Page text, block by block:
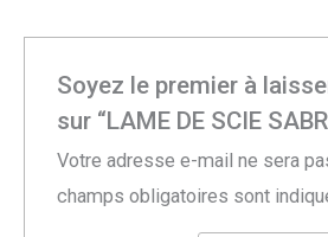
Soyez le premier à
sur “LAME DE SCIE
Votre adresse e-mail ne sera
champs obligatoires sont